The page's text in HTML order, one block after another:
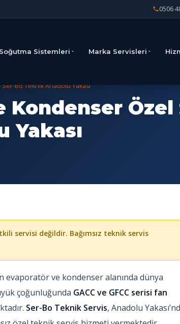
0506
Soğutma Sistemleri Marka Servisleri
Bo Teknik Anadolu Yakası
Özel
Yakası
servisi değildir. Bağımsız teknik servis
evaporatör ve kondenser alanında dünya
çoğunluğunda GACC ve GFCC serisi fan
Ser-Bo Teknik Servis, Anadolu